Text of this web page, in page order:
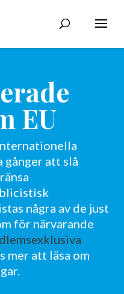
EU
gånger att slå
några av de just
för närvarande
mer att läsa om